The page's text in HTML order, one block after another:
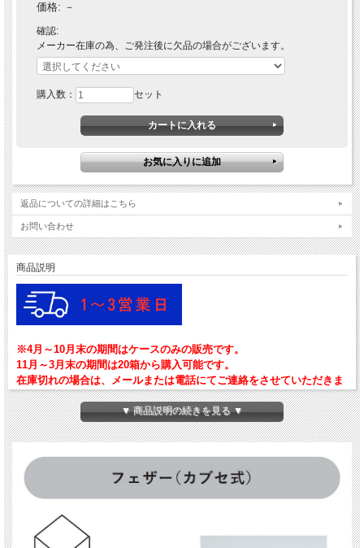
価格: －
確認:
メーカー在庫の為、ご発注後に欠品の場合がございます。
購入数： セット
返品についての詳細はこちら
お問い合わせ
商品説明
※4月～10月末の期間はケースのみの販売です。
11月～3月末の期間は20箱から購入可能です。
在庫切れの場合は、メールまたは電話にてご連絡をさせていただきま
す。
ご了承くださいませ。▼ 商品説明の続きを見る ▼